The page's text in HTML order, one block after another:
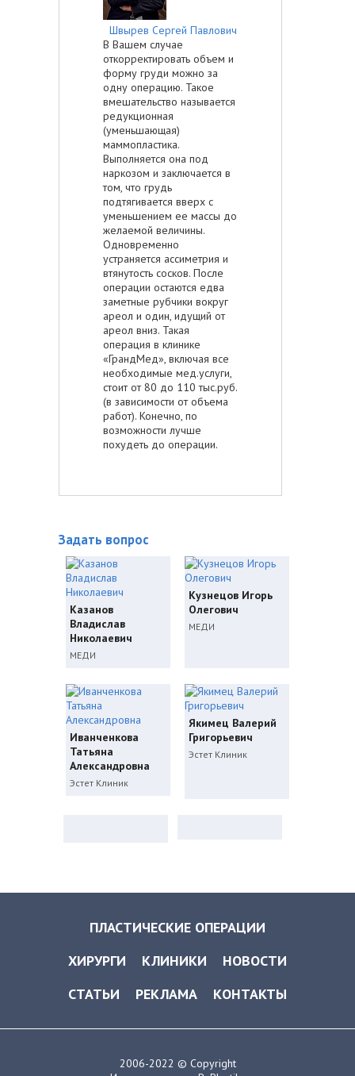
Швырев Сергей Павлович
В Вашем случае
откорректировать объем и
форму груди можно за
одну операцию. Такое
вмешательство называется
редукционная
(уменьшающая)
маммопластика.
Выполняется она под
наркозом и заключается в
том, что грудь
подтягивается вверх с
уменьшением ее массы до
желаемой величины.
Одновременно
устраняется ассиметрия и
втянутость сосков. После
операции остаются едва
заметные рубчики вокруг
ареол и один, идущий от
ареол вниз. Такая
операция в клинике
«ГрандМед», включая все
необходимые мед.услуги,
стоит от 80 до 110 тыс.руб.
(в зависимости от объема
работ). Конечно, по
возможности лучше
похудеть до операции.
Задать вопрос
Казанов
Владислав
Николаевич
МЕДИ
Кузнецов Игорь
Олегович
МЕДИ
Иванченкова
Татьяна
Александровна
Эстет Клиник
Якимец Валерий
Григорьевич
Эстет Клиник
ПЛАСТИЧЕСКИЕ ОПЕРАЦИИ
ХИРУРГИ
КЛИНИКИ
НОВОСТИ
СТАТЬИ
РЕКЛАМА КОНТАКТЫ
2006-2022 © Copyright